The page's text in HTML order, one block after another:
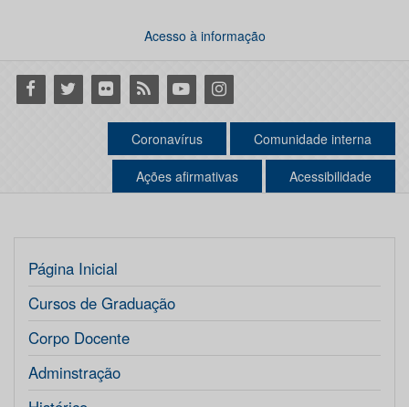
Acesso à informação
Facebook
Twitter Flickr RSS YoutubeInstagram
Coronavírus Comunidade interna
Ações afirmativas Acessibilidade
Página Inicial
Cursos de Graduação
Corpo Docente
Adminstração